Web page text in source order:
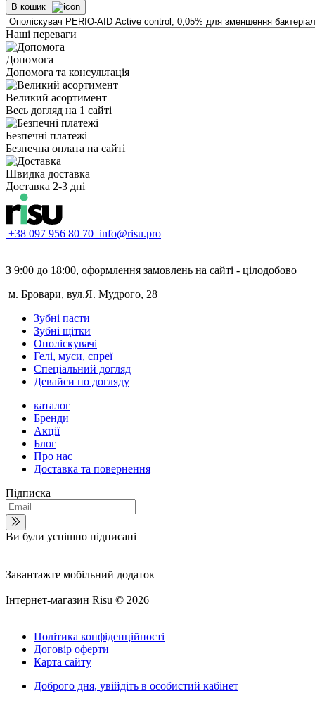
В кошик
Наші переваги
Допомога
Допомога та консультація
Великий асортимент
Весь догляд на 1 сайті
Безпечні платежі
Безпечна оплата на сайті
Швидка доставка
Доставка 2-3 дні
+38 097 956 80 70 info@risu.pro
З 9:00 до 18:00, оформлення замовлень на сайті - цілодобово
м. Бровари, вул.Я. Мудрого, 28
Зубні пасти
Зубні щітки
Ополіскувачі
Гелі, муси, спреї
Спеціальний догляд
Девайси по догляду
каталог
Бренди
Акції
Блог
Про нас
Доставка та повернення
Підписка
Ви були успішно підписані
Завантажте мобільний додаток
Інтернет-магазин Risu © 2026
Політика конфіденційності
Договір оферти
Карта сайту
Доброго дня, увійдіть в особистий кабінет